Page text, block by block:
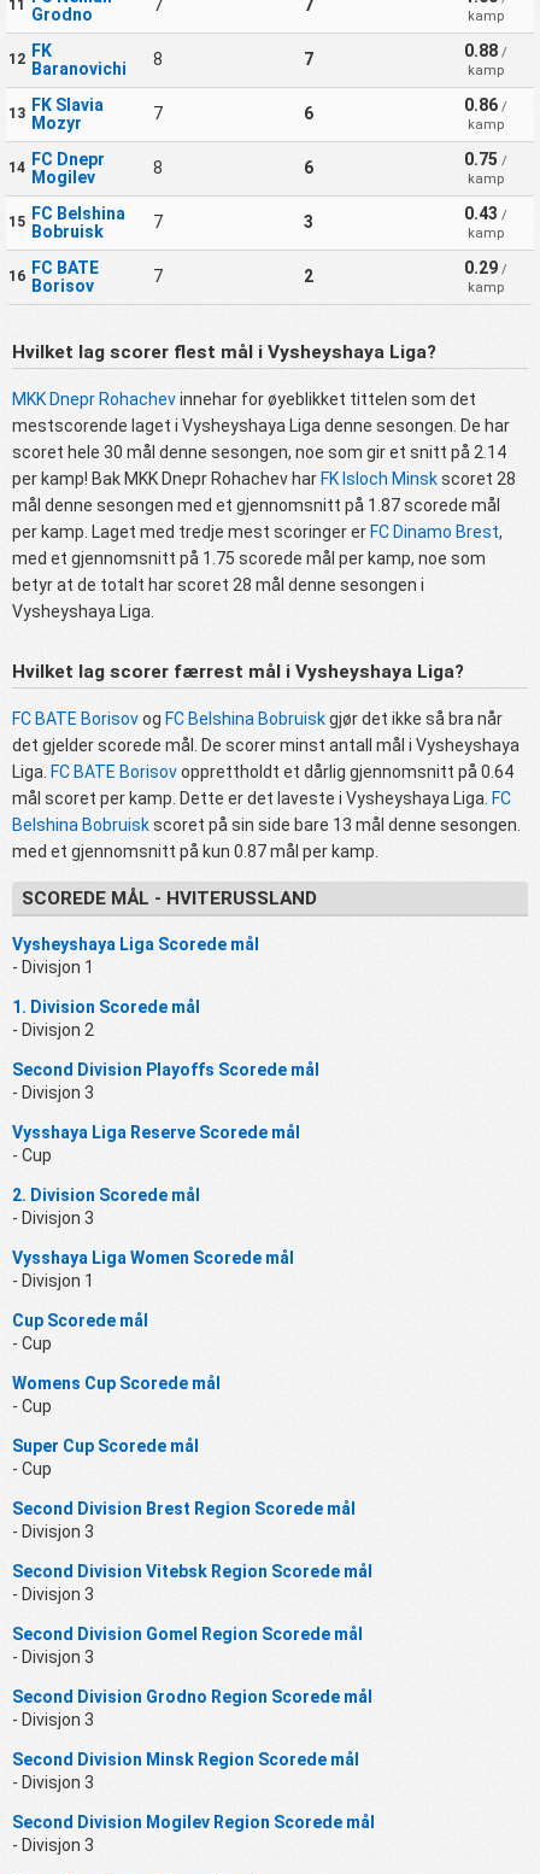
11
Grodno
7 7
kamp
12 FK
Baranovichi
8 7 0.88 /
kamp
13 FK Slavia
Mozyr
7 6 0.86 /
kamp
14 FC Dnepr
Mogilev
8 6 0.75 /
kamp
15 FC Belshina
Bobruisk
7 3 0.43 /
kamp
16 FC BATE
Borisov
7 2 0.29 /
kamp
Hvilket lag scorer flest mål i Vysheyshaya Liga?
MKK Dnepr Rohachevinnehar for øyeblikket tittelen som det
mestscorende laget i Vysheyshaya Liga denne sesongen. De har
scoret hele 30 mål denne sesongen, noe som gir et snitt på 2.14
per kamp! Bak MKK Dnepr Rohachev har FK Isloch Minskscoret 28
mål denne sesongen med et gjennomsnitt på 1.87 scorede mål
per kamp. Laget med tredje mest scoringer er FC Dinamo Brest,
med et gjennomsnitt på 1.75 scorede mål per kamp, noe som
betyr at de totalt har scoret 28 mål denne sesongen i
Vysheyshaya Liga.
Hvilket lag scorer færrest mål i Vysheyshaya Liga?
FC BATE Borisovog FC Belshina Bobruiskgjør det ikke så bra når
det gjelder scorede mål. De scorer minst antall mål i Vysheyshaya
Liga. FC BATE Borisovopprettholdt et dårlig gjennomsnitt på 0.64
mål scoret per kamp. Dette er det laveste i Vysheyshaya Liga. FC
Belshina Bobruiskscoret på sin side bare 13 mål denne sesongen.
med et gjennomsnitt på kun 0.87 mål per kamp.
SCOREDE MÅL - HVITERUSSLAND
Vysheyshaya Liga Scorede mål
- Divisjon 1
1. Division Scorede mål
- Divisjon 2
Second Division Playoffs Scorede mål
- Divisjon 3
Vysshaya Liga Reserve Scorede mål
- Cup
2. Division Scorede mål
- Divisjon 3
Vysshaya Liga Women Scorede mål
- Divisjon 1
Cup Scorede mål
- Cup
Womens Cup Scorede mål
- Cup
Super Cup Scorede mål
- Cup
Second Division Brest Region Scorede mål
- Divisjon 3
Second Division Vitebsk Region Scorede mål
- Divisjon 3
Second Division Gomel Region Scorede mål
- Divisjon 3
Second Division Grodno Region Scorede mål
- Divisjon 3
Second Division Minsk Region Scorede mål
- Divisjon 3
Second Division Mogilev Region Scorede mål
- Divisjon 3